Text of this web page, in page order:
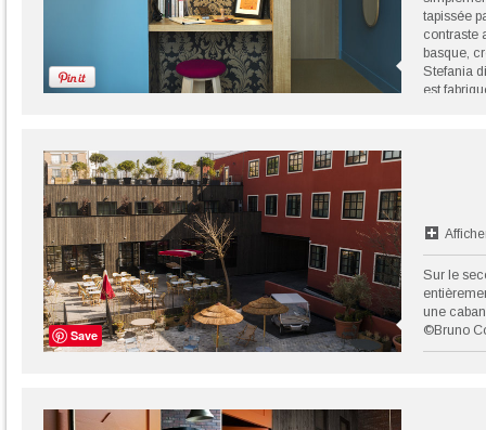
tapissée
contraste
basque,
Stefania
est
Sur le
une
©Bruno
Save